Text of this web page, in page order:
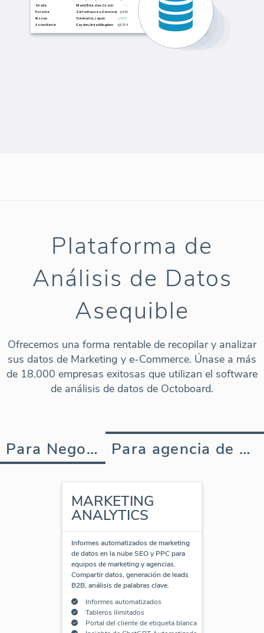
Plataforma de
Análisis de Datos
Asequible
Ofrecemos una forma rentable de recopilar y analizar
sus datos de Marketing y e-Commerce. Únase a más
de 18.000 empresas exitosas que utilizan el software
de análisis de datos de Octoboard.
Para Negocios Para agencia de marketing
MARKETING
ANALYTICS
Informes automatizados de marketing
de datos en la nube SEO y PPC para
equipos de marketing y agencias.
Compartir datos, generación de leads
B2B, análisis de palabras clave.
Informes automatizados
Tableros ilimitados
Portal del cliente de etiqueta blanca